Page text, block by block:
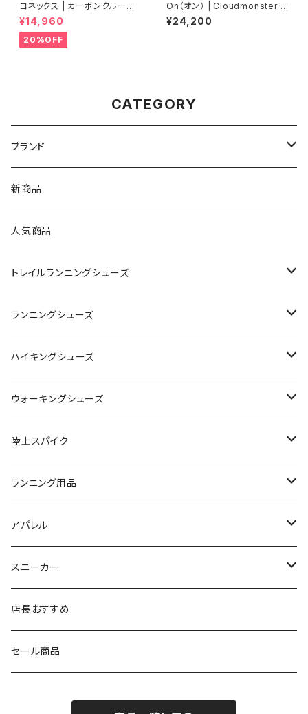
ヨネックス | カーボンクルーズ
エアラス | クールホワイト | Wo
men
¥14,960
20%OFF
On（オン） | Cloudmonster 3
| White/White | Women
¥24,200
CATEGORY
ブランド
asics（アシックス）
On（オン）
YONEX（ヨネックス）
adidas（アディダス）
SAYSKY（セイスカイ）
NISHI（ニシ）
FOOTMAX（フットマックス）
SIDAS（シダス）
MIZUNO（ミズノ）
THE NORTH FACE
SPRINTS
VIKING（ヴィーキング）
新商品
人気商品
トレイルランニングシューズ
On
VIKING
asics
adidas
THE NORTH FACE
ランニングシューズ
On
adidas
asics
YONEX
MIZUNO
new balance
PUMA
HYBEX
ハイキングシューズ
On
VIKING
ウォーキングシューズ
YONEX
On
VIKING
陸上スパイク
asics
adidas
MIZUNO
ランニング用品
インソール
シダス
ソックス
FOOTMAX
NISHI
ポーチ
SAYSKY
キャップ
アパレル
SAYSKY
THE NORTH FACE
スニーカー
THE NORTH FACE
店長おすすめ
セール商品